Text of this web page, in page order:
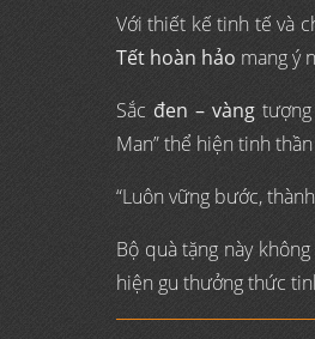
Với thiết kế tinh tế và
Tết hoàn hảo mang ý
Sắc đen – vàng
Man” thể hiện tinh thần
“Luôn vững bước,
Bộ quà tặng này
hiện gu thưởng thức